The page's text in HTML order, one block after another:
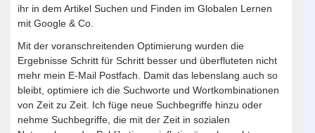
ihr in dem Artikel Suchen und Finden im Globalen Lernen
mit Google & Co.
Mit der voranschreitenden Optimierung wurden die
Ergebnisse Schritt für Schritt besser und überfluteten nicht
mehr mein E-Mail Postfach. Damit das lebenslang auch so
bleibt, optimiere ich die Suchworte und Wortkombinationen
von Zeit zu Zeit. Ich füge neue Suchbegriffe hinzu oder
nehme Suchbegriffe, die mit der Zeit in sozialen